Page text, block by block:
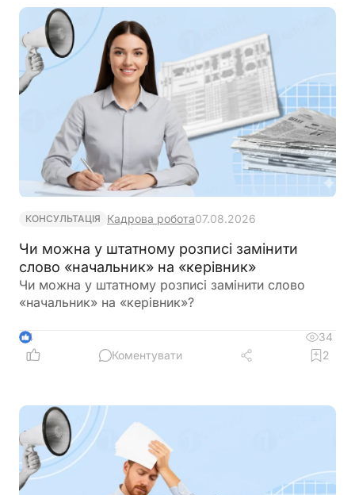
КОНСУЛЬТАЦІЯ Кадрова робота07.08.2026
Чи можна у штатному розписі замінити
слово «начальник» на «керівник»
Чи можна у штатному розписі замінити слово
«начальник» на «керівник»?
4
34
Коментувати
2